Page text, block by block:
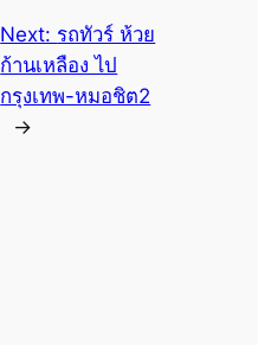
Next: รถทัวร์ ห้วย
ก้านเหลือง ไป
กรุงเทพ-หมอชิต2
→